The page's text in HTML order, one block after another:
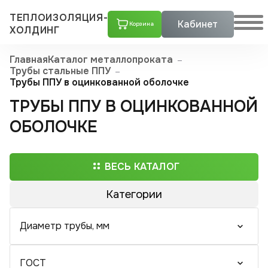
ТЕПЛОИЗОЛЯЦИЯ-
ХОЛДИНГ
Корзина Кабинет
ГлавнаяКаталог металлопроката
Трубы стальные ППУ
Трубы ППУ в оцинкованной оболочке
ТРУБЫ ППУ В ОЦИНКОВАННОЙ
ОБОЛОЧКЕ
ВЕСЬ КАТАЛОГ
Категории
Диаметр трубы, мм
ГОСТ